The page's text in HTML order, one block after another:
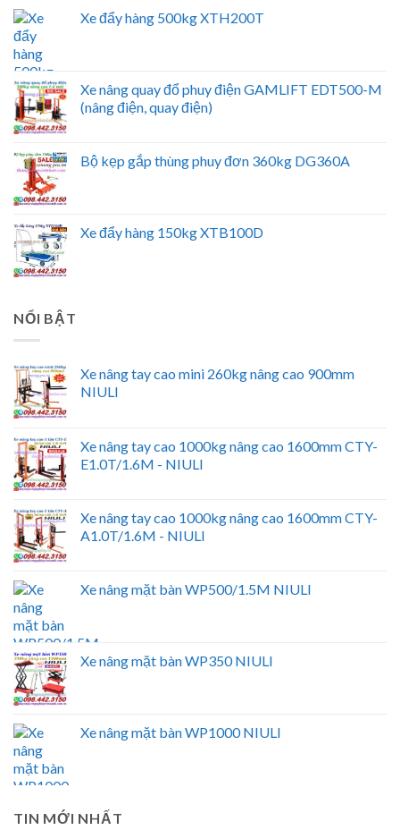
Xe đẩy hàng 500kg XTH200T
Xe nâng quay đổ phuy điện GAMLIFT EDT500-M
(nâng điện, quay điện)
Bộ kẹp gắp thùng phuy đơn 360kg DG360A
Xe đẩy hàng 150kg XTB100D
NỔI BẬT
Xe nâng tay cao mini 260kg nâng cao 900mm
NIULI
Xe nâng tay cao 1000kg nâng cao 1600mm CTY-
E1.0T/1.6M - NIULI
Xe nâng tay cao 1000kg nâng cao 1600mm CTY-
A1.0T/1.6M - NIULI
Xe nâng mặt bàn WP500/1.5M NIULI
Xe nâng mặt bàn WP350 NIULI
Xe nâng mặt bàn WP1000 NIULI
TIN MỚI NHẤT